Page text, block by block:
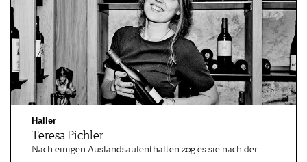
Haller
Teresa Pichler
Nach einigen Auslandsaufenthalten zog es sie nach der…